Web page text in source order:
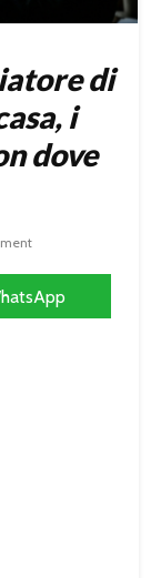
di
i
dove